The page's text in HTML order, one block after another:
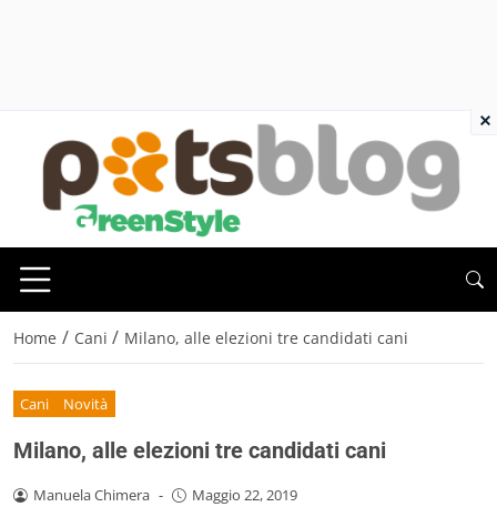
Home / Cani / Milano, alle elezioni tre candidati cani
Cani Novità
Milano, alle elezioni tre candidati cani
Manuela Chimera - Maggio 22, 2019
×